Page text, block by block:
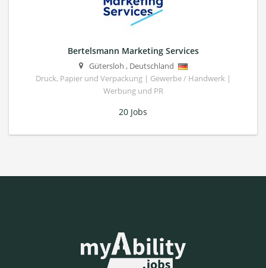
Bertelsmann Marketing Services
Gütersloh , Deutschland
Druck, Papier und Verpackung | Gewerbe / Handwerk |
Werbung und PR
20 Jobs